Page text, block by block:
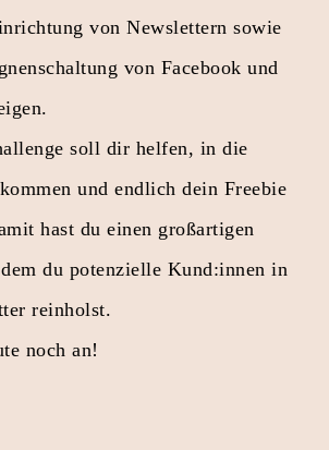
von Newslettern sowie
von Facebook und
soll dir helfen, in die
und endlich dein Freebie
hast du einen großartigen
du potenzielle Kund:innen in
reinholst.
noch an!